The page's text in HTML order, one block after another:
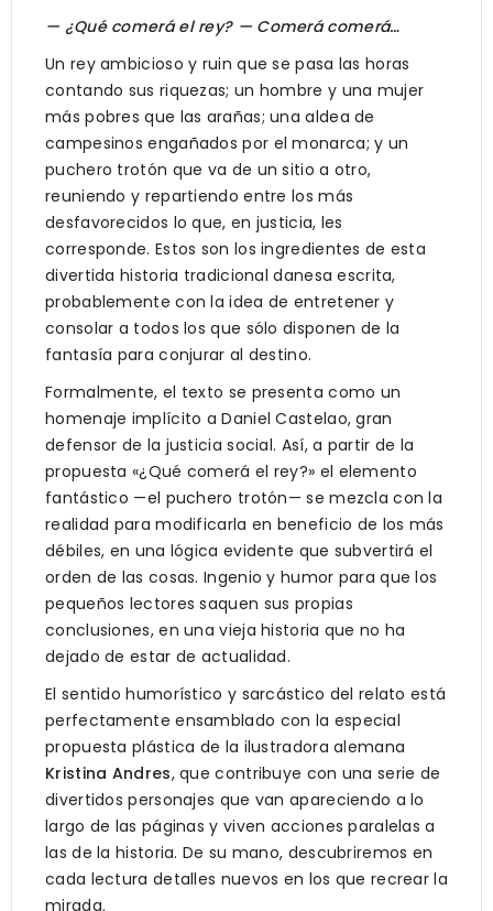
— ¿Qué comerá el rey? — Comerá comerá…
Un rey ambicioso y ruin que se pasa las horas
contando sus riquezas; un hombre y una mujer
más pobres que las arañas; una aldea de
campesinos engañados por el monarca; y un
puchero trotón que va de un sitio a otro,
reuniendo y repartiendo entre los más
desfavorecidos lo que, en justicia, les
corresponde. Estos son los ingredientes de esta
divertida historia tradicional danesa escrita,
probablemente con la idea de entretener y
consolar a todos los que sólo disponen de la
fantasía para conjurar al destino.
Formalmente, el texto se presenta como un
homenaje implícito a Daniel Castelao, gran
defensor de la justicia social. Así, a partir de la
propuesta «¿Qué comerá el rey?» el elemento
fantástico —el puchero trotón— se mezcla con la
realidad para modificarla en beneficio de los más
débiles, en una lógica evidente que subvertirá el
orden de las cosas. Ingenio y humor para que los
pequeños lectores saquen sus propias
conclusiones, en una vieja historia que no ha
dejado de estar de actualidad.
El sentido humorístico y sarcástico del relato está
perfectamente ensamblado con la especial
propuesta plástica de la ilustradora alemana
Kristina Andres, que contribuye con una serie de
divertidos personajes que van apareciendo a lo
largo de las páginas y viven acciones paralelas a
las de la historia. De su mano, descubriremos en
cada lectura detalles nuevos en los que recrear la
mirada.